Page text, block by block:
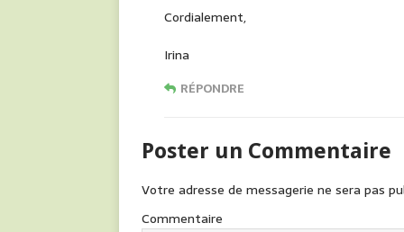
Cordialement,
Irina
RÉPONDRE
Poster un Commentaire
Votre adresse de messagerie ne sera pas
Commentaire